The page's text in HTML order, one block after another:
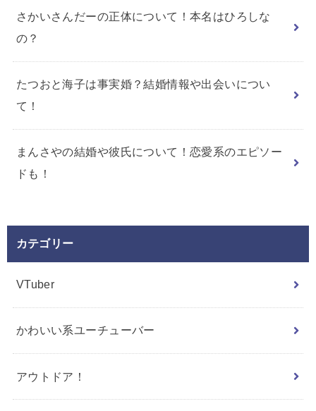
さかいさんだーの正体について！本名はひろしな
の？
たつおと海子は事実婚？結婚情報や出会いについ
て！
まんさやの結婚や彼氏について！恋愛系のエピソー
ドも！
カテゴリー
VTuber
かわいい系ユーチューバー
アウトドア！